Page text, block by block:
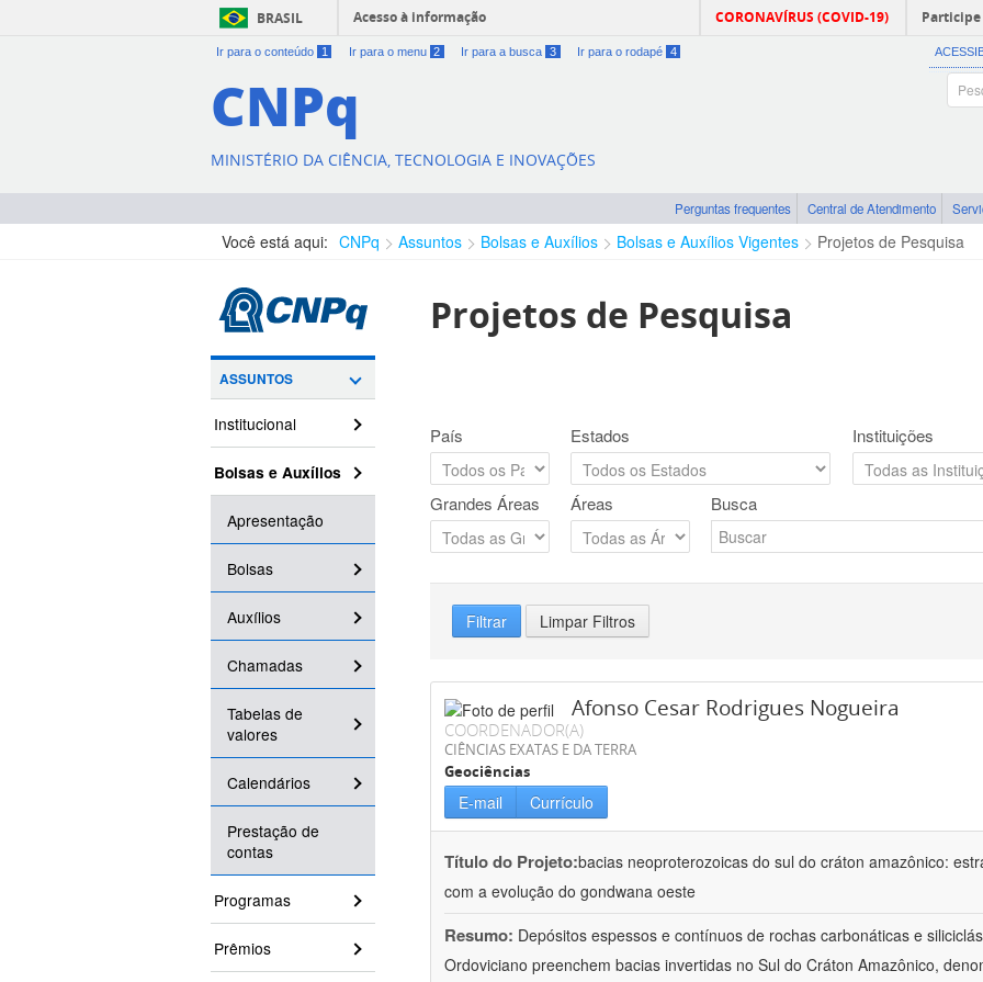
BRASIL Acesso à informação CORONAVÍRUS (COVID-19) Participe
Ir para o conteúdo 1 Ir para o menu 2 Ir para a busca 3 Ir para o rodapé 4
CNPq
MINISTÉRIO DA CIÊNCIA, TECNOLOGIA E INOVAÇÕES
Perguntas frequentes Central de Atendimento
Você está aqui: CNPq Assuntos Bolsas e Auxílios Bolsas e Auxílios Vigentes Projetos de Pesquisa
ASSUNTOS
Institucional
Bolsas e Auxílios
Apresentação
Bolsas
Auxílios
Chamadas
Tabelas de
valores
Calendários
Prestação de
contas
Programas
Prêmios
Projetos de Pesquisa
País Estados Instituições
Grandes Áreas Áreas Busca
Filtrar Limpar Filtros
Afonso Cesar Rodrigues Nogueira
COORDENADOR(A)
CIÊNCIAS EXATAS E DA TERRA
Geociências
E-mail Currículo
Título do Projeto:bacias neoproterozoicas do sul do cráton amazônico:
com a evolução do gondwana oeste
Resumo: Depósitos espessos e contínuos de rochas carbonáticas e
Ordoviciano preenchem bacias invertidas no Sul do Cráton Amazônico,